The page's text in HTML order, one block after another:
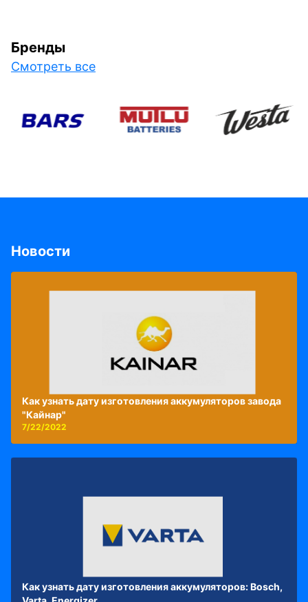
Бренды
Смотреть все
Новости
Как узнать дату изготовления аккумуляторов завода
"Кайнар"
7/22/2022
Как узнать дату изготовления аккумуляторов: Bosch,